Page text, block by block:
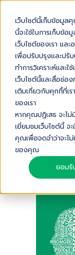
เว็บไซต์นี้เก็บข้อมูล
นี้จะใช้ในการเก็บข้
เว็บไซต์ของเรา แล
เพื่อปรับปรุงและปรั
ทำการวิเคราะห์และ
เว็บไซต์นี้และสื่อช่อ
เติมเกี่ยวกับคุกกี้ที่เ
ของเรา
หากคุณปฏิเสธ จะไ
เยี่ยมชมเว็บไซต์นี้ จ
คุณเพื่อจดจำว่าจะไ
ของคุณ
ยอมรั
300 คำศั
ตลาดคว
Audio